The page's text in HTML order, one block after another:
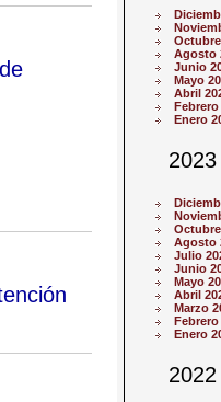
Agosto
Junio
Mayo
Abril
Febrero
Enero
2023
Agosto
Julio
Junio
Mayo
Abril
Marzo
Febrero
Enero
2022